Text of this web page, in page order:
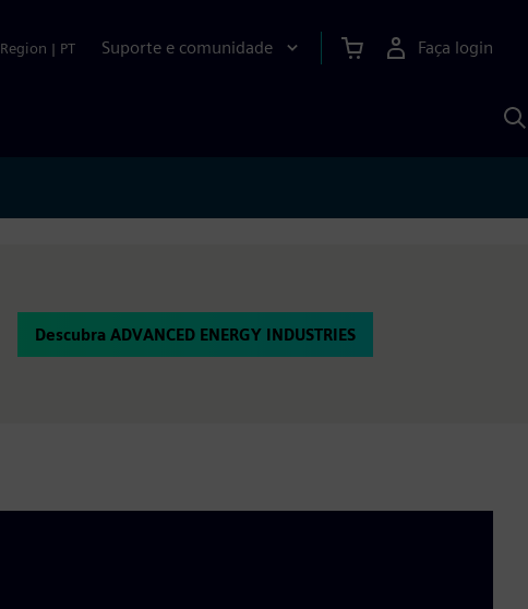
Region | PT Suporte e comunidade Faça login
Descubra ADVANCED ENERGY INDUSTRIES